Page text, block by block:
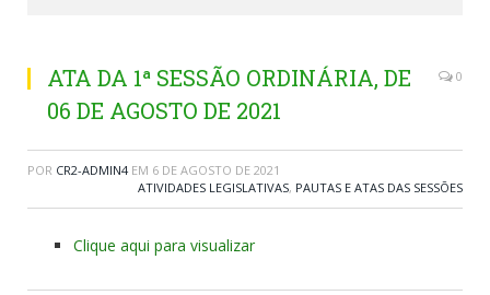
ATA DA 1ª SESSÃO ORDINÁRIA, DE
06 DE AGOSTO DE 2021
0
POR CR2-ADMIN4 EM 6 DE AGOSTO DE 2021
ATIVIDADES LEGISLATIVAS, PAUTAS E ATAS DAS SESSÕES
Clique aqui para visualizar